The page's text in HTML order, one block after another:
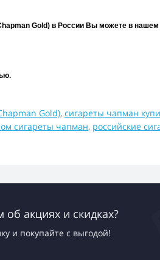
Gold) в России Вы можете в нашем
Gold), сигареты чапман
сигареты чапман, российские
об акциях и скидках?
и покупайте с выгодой!